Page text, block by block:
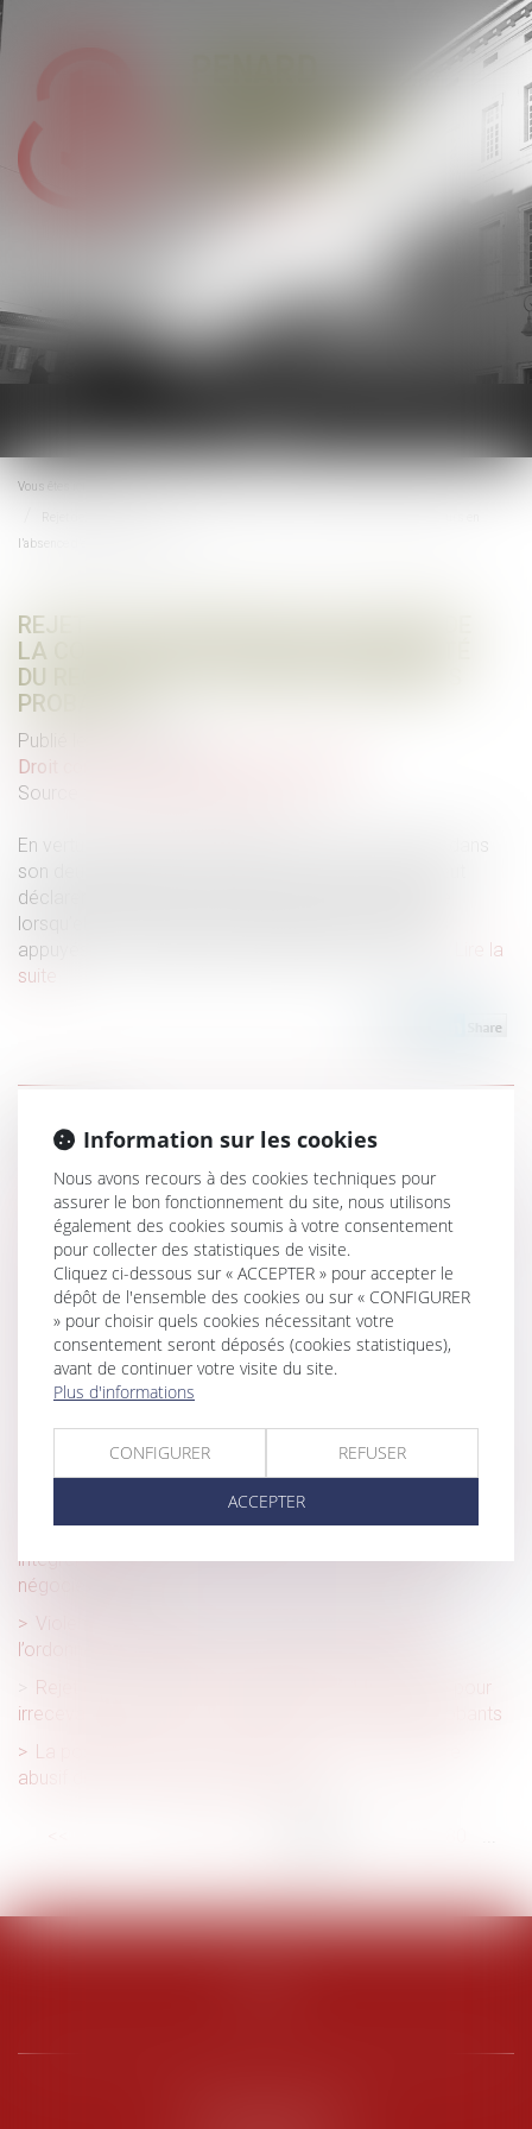
le
menu
Vous êtes ici :
l’absence d’éléments probants
REJET DE LA SAISINE PAR L’AUTORITÉ DE
LA CONCURRENCE POUR IRRECEVABILITÉ
DU RECOURS EN L’ABSENCE D’ÉLÉMENTS
PROBANTS
Publié le :
Droit commercial
Source :
En vertu de l’article L.462-8 du Code de commerce, dans
son deuxième alinéa, l’Autorité de la concurrence peut
déclarer, par décision motivée, la saisine irrecevable
lorsqu’elle estime que les faits invoqués ne sont pas
appuyés sur des éléments suffisamment probants...
Lire la
suite
Historique
Clause de non-concurrence illicite et restitution de la
contrepartie financière indûment versée
CJUE : la protection du consommateur pour les services
en ligne
Fixation du loyer du bail renouvelé : compétence et
volonté des parties
Réception tacite : l’occupation des lieux est insuffisante
pour caractériser une volonté non équivoque
QPC : pension d'invalidité et ressources du concubin
Nouveauté pour les élections du CSE : l'employeur doit
intégrer des mentions obligatoires dans l'invitation à
négocier le PAP
Violences conjugales : extension du bénéfice de
l’ordonnance de protection aux enfants du couple
Rejet de la saisine par l’Autorité de la concurrence pour
irrecevabilité du recours en l’absence d’éléments probants
La possible retenue sur salaire en cas de caractère
abusif du droit de retrait des salariés
> >>
Information sur les cookies
Nous avons recours à des cookies techniques pour
assurer le bon fonctionnement du site, nous utilisons
également des cookies soumis à votre consentement
pour collecter des statistiques de visite.
Cliquez ci-dessous sur « ACCEPTER » pour accepter le
dépôt de l'ensemble des cookies ou sur « CONFIGURER
» pour choisir quels cookies nécessitant votre
consentement seront déposés (cookies statistiques),
avant de continuer votre visite du site.
Plus d'informations
CONFIGURER REFUSER
ACCEPTER